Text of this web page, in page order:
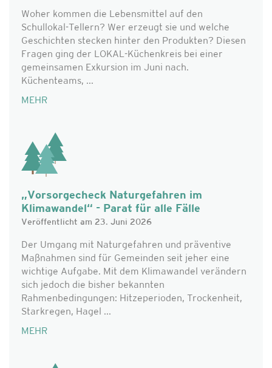
Woher kommen die Lebensmittel auf den
Schullokal-Tellern? Wer erzeugt sie und welche
Geschichten stecken hinter den Produkten? Diesen
Fragen ging der LOKAL-Küchenkreis bei einer
gemeinsamen Exkursion im Juni nach.
Küchenteams, ...
MEHR
„Vorsorgecheck Naturgefahren im
Klimawandel“ - Parat für alle Fälle
Veröffentlicht am 23. Juni 2026
Der Umgang mit Naturgefahren und präventive
Maßnahmen sind für Gemeinden seit jeher eine
wichtige Aufgabe. Mit dem Klimawandel verändern
sich jedoch die bisher bekannten
Rahmenbedingungen: Hitzeperioden, Trockenheit,
Starkregen, Hagel ...
MEHR